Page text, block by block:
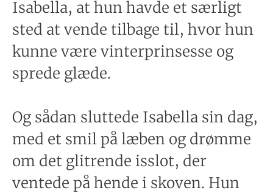
Isabella, at hun havde et særligt
sted at vende tilbage til, hvor hun
kunne være vinterprinsesse og
sprede glæde.
Og sådan sluttede Isabella sin dag,
med et smil på læben og drømme
om det glitrende isslot, der
ventede på hende i skoven. Hun